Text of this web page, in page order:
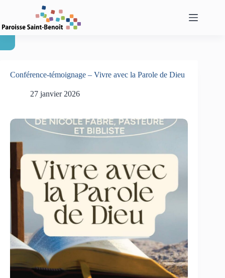
Conférence-témoignage – Vivre avec la Parole de Dieu
27 janvier 2026